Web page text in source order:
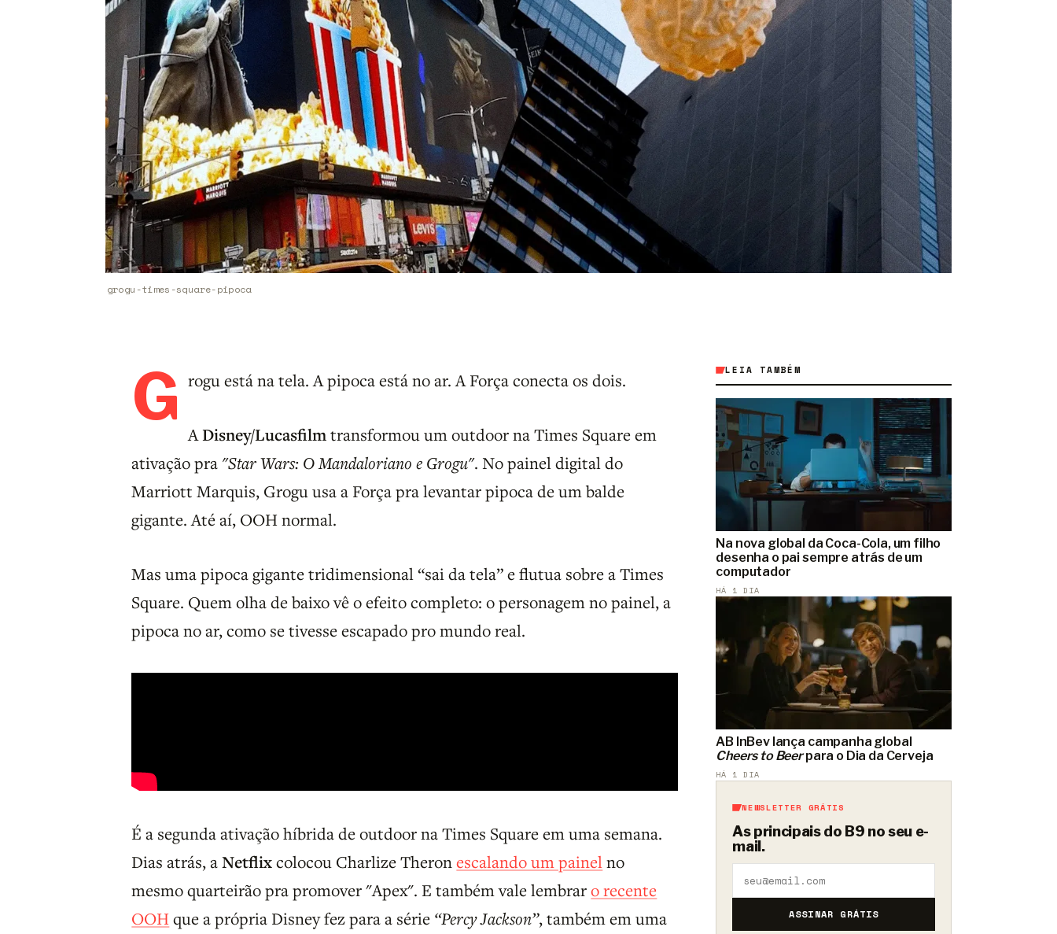
grogu-times-square-pipoca
G rogu está na tela. A pipoca está no ar. A Força conecta os dois.
ADisney/Lucasfilmtransformou um outdoor na Times Square em
ativação pra "Star Wars: O Mandaloriano e Grogu". No painel digital do
Marriott Marquis, Grogu usa a Força pra levantar pipoca de um balde
gigante. Até aí, OOH normal.
Mas uma pipoca gigante tridimensional “sai da tela” e flutua sobre a Times
Square. Quem olha de baixo vê o efeito completo: o personagem no painel, a
pipoca no ar, como se tivesse escapado pro mundo real.
É a segunda ativação híbrida de outdoor na Times Square em uma semana.
Dias atrás, aNetflixcolocou Charlize Theronescalando um painelno
mesmo quarteirão pra promover "Apex". E também vale lembraro recente
OOHque a própria Disney fez para a série “Percy Jackson”, também em uma
LEIA TAMBÉM
Na nova global da Coca-Cola, um filho
desenha o pai sempre atrás de um
computador
HÁ 1 DIA
AB InBev lança campanha global
Cheers to Beerpara o Dia da Cerveja
HÁ 1 DIA
NEWSLETTER GRÁTIS
As principais do B9 no seu e-
mail.
ASSINAR GRÁTIS